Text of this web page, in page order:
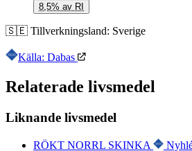
8,5% av RI
🇸🇪 Tillverkningsland: Sverige
Källa: Dabas
Relaterade livsmedel
Liknande livsmedel
RÖKT NORRL SKINKA